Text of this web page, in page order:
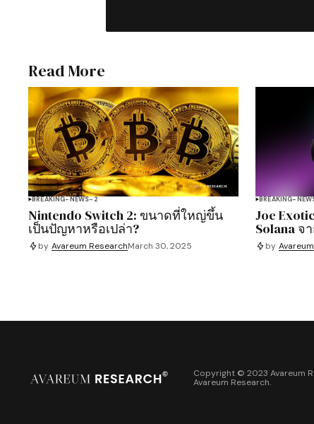
Read More
BREAKING-NEWS-2
Nintendo Switch 2: ขนาดที่ใหญ่ขึ้น
เป็นปัญหาหรือเปล่า?
by Avareum ResearchMarch 30, 2025
BREAKING-
Joe
Solana จ
by
Copyright © 2023 Avareum
Avareum Research.